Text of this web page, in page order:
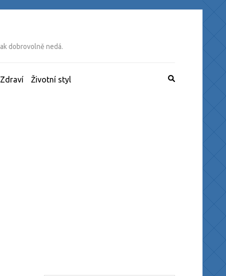
dobrovolně nedá.
Zdraví Životní styl